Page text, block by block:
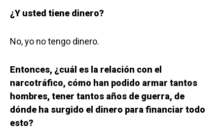
¿Y usted tiene dinero?
No, yo no tengo dinero.
Entonces, ¿cuál es la relación con el
narcotráfico, cómo han podido armar tantos
hombres, tener tantos años de guerra, de
dónde ha surgido el dinero para financiar todo
esto?